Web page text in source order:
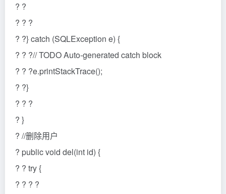
? ?
? ? ?
? ?} catch (SQLException e) {
? ? ?// TODO Auto-generated catch block
? ? ?e.printStackTrace();
? ?}
? ? ?
? }
? //删除用户
? public void del(int id) {
? ? try {
? ? ? ?